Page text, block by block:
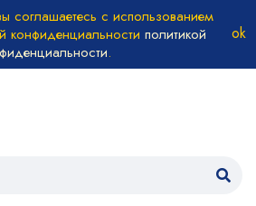
соглашаетесь с использованием
конфиденциальности политикой
.